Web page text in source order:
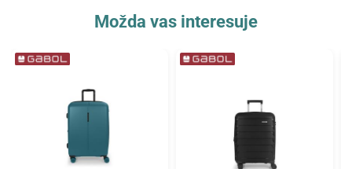
Možda vas interesuje